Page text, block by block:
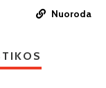
Nuoroda